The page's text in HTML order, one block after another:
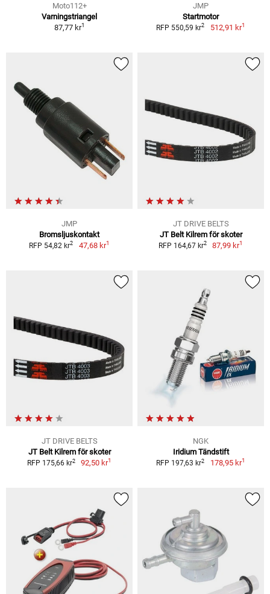
Moto112+
Varningstriangel
87,77 kr1
JMP
Startmotor
RFP 550,59 kr2 512,91 kr1
JMP
Bromsljuskontakt
RFP 54,82 kr2 47,68 kr1
JT DRIVE BELTS
JT Belt Kilrem för skoter
RFP 164,67 kr2 87,99 kr1
JT DRIVE BELTS
JT Belt Kilrem för skoter
RFP 175,66 kr2 92,50 kr1
NGK
Iridium Tändstift
RFP 197,63 kr2 178,95 kr1